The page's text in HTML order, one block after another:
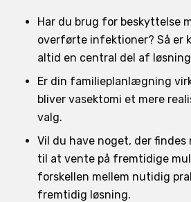
Har du brug for beskyttelse
overførte infektioner? Så er
altid en central del af
Er din familieplanlægning
bliver vasektomi et mere
valg.
Vil du have noget, der findes
til at vente på fremtidige
forskellen mellem nutidig
fremtidig løsning.